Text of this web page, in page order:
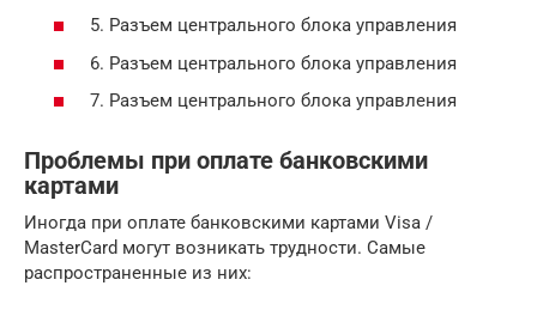
5. Разъем центрального блока управления
6. Разъем центрального блока управления
7. Разъем центрального блока управления
Проблемы при оплате банковскими
картами
Иногда при оплате банковскими картами Visa /
MasterCard могут возникать трудности. Самые
распространенные из них: